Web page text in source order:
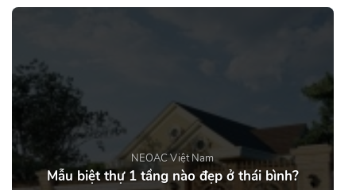
NEOAC Việt Nam
Mẫu biệt thự 1 tầng nào đẹp ở thái bình?